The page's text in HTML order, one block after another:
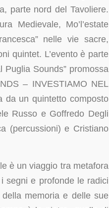
parte nord del Tavoliere.
Medievale, Mo’l’estate
nelle vie sacre,
quintet. L’evento è parte
Sounds” promossa
– INVESTIAMO NEL
da un quintetto composto
Russo e Goffredo Degli
(percussioni) e Cristiano
è un viaggio tra metafora
segni e profonde le radici
memoria e delle sue